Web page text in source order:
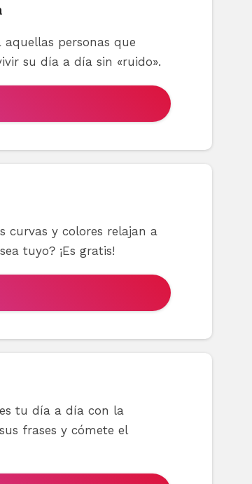
personas que
su día a día sin «ruido».
curvas y colores relajan a
tuyo? ¡Es gratis!
tu día a día con la
frases y cómete el